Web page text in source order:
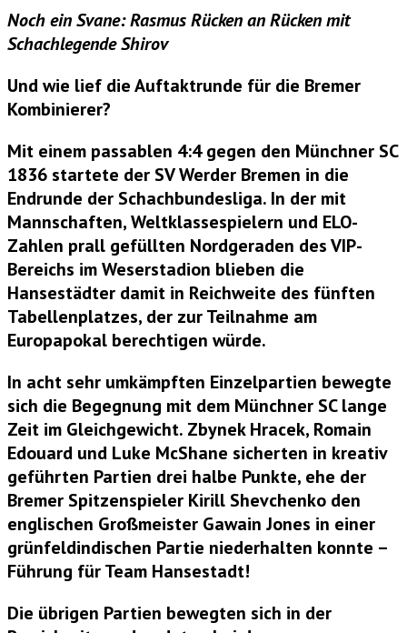
Noch ein Svane: Rasmus Rücken an Rücken mit
Schachlegende Shirov
Und wie lief die Auftaktrunde für die Bremer
Kombinierer?
Mit einem passablen 4:4 gegen den Münchner SC
1836 startete der SV Werder Bremen in die
Endrunde der Schachbundesliga. In der mit
Mannschaften, Weltklassespielern und ELO-
Zahlen prall gefüllten Nordgeraden des VIP-
Bereichs im Weserstadion blieben die
Hansestädter damit in Reichweite des fünften
Tabellenplatzes, der zur Teilnahme am
Europapokal berechtigen würde.
In acht sehr umkämpften Einzelpartien bewegte
sich die Begegnung mit dem Münchner SC lange
Zeit im Gleichgewicht. Zbynek Hracek, Romain
Edouard und Luke McShane sicherten in kreativ
geführten Partien drei halbe Punkte, ehe der
Bremer Spitzenspieler Kirill Shevchenko den
englischen Großmeister Gawain Jones in einer
grünfeldindischen Partie niederhalten konnte –
Führung für Team Hansestadt!
Die übrigen Partien bewegten sich in der